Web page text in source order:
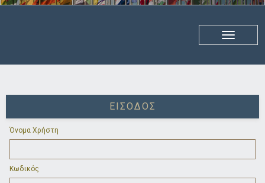
ΕΊΣΟΔΟΣ
Όνομα Χρήστη
Κωδικός